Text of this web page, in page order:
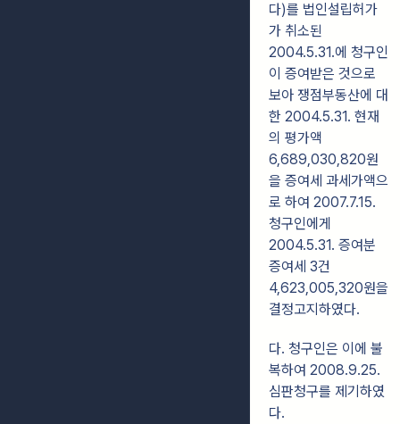
다)를 법인설립허가
가 취소된
2004.5.31.에 청구인
이 증여받은 것으로
보아 쟁점부동산에 대
한 2004.5.31. 현재
의 평가액
6,689,030,820원
을 증여세 과세가액으
로 하여 2007.7.15.
청구인에게
2004.5.31. 증여분
증여세 3건
4,623,005,320원을
결정고지하였다.
다. 청구인은 이에 불
복하여 2008.9.25.
심판청구를 제기하였
다.